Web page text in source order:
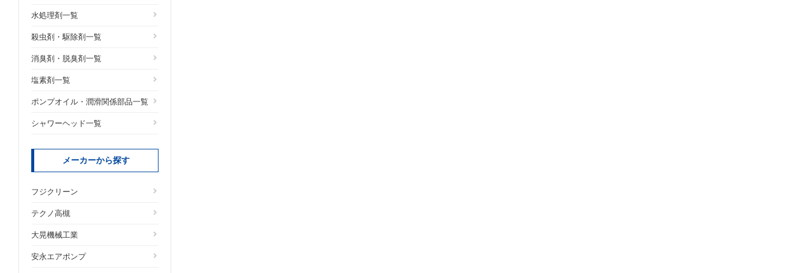
水処理剤一覧
殺虫剤・駆除剤一覧
消臭剤・脱臭剤一覧
塩素剤一覧
ポンプオイル・潤滑関係部品一覧
シャワーヘッド一覧
メーカーから探す
フジクリーン
テクノ高槻
大晃機械工業
安永エアポンプ